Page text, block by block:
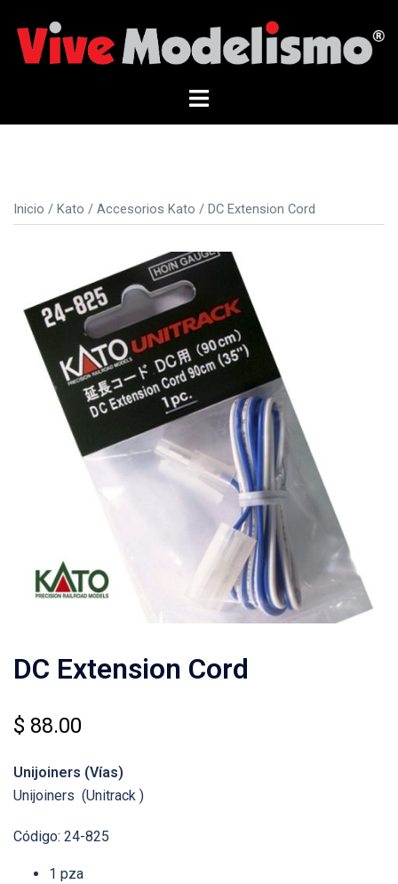
contenido
Alternar
Inicio / Kato / Accesorios Kato / DC Extension Cord
DC Extension Cord
$ 88.00
Unijoiners (Vías)
Unijoiners (Unitrack )
Código: 24-825
1 pza